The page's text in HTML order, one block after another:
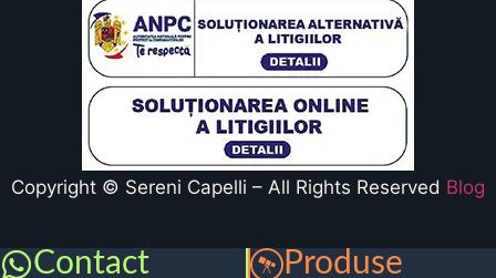
Copyright © Sereni Capelli – All Rights Reserved Blog
Contact Produse